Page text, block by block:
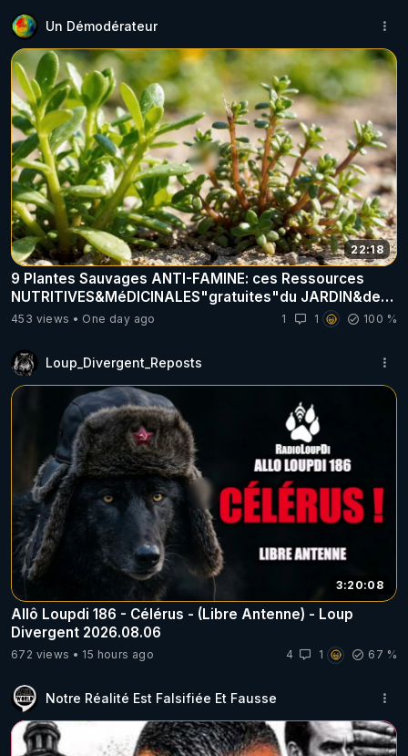
Un Démodérateur
22:18
9 Plantes Sauvages ANTI-FAMINE: ces Ressources
NUTRITIVES&MéDICINALES"gratuites"du JARDIN&des
Haies
453 views One day ago 1 1 100 %
Loup_Divergent_Reposts
3:20:08
Allô Loupdi 186 - Célérus - (Libre Antenne) - Loup
Divergent 2026.08.06
672 views 15 hours ago 4 1 67 %
Notre Réalité Est Falsifiée Et Fausse